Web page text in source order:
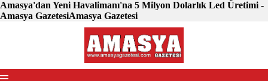
Amasya'dan Yeni Havalimanı'na 5 Milyon Dolarlık Led Üretimi -
Amasya GazetesiAmasya Gazetesi